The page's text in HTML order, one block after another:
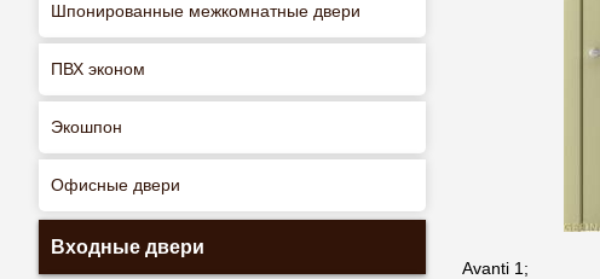
Шпонированные межкомнатные двери
ПВХ эконом
Экошпон
Офисные двери
Входные двери
Avanti 1;